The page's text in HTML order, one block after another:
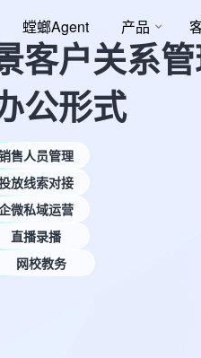
螳螂Agent 产品
客户关系
公形式
售人员管理
放线索对接
微私域运营
直播录播
网校教务